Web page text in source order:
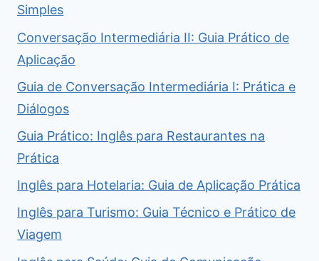
Simples
Conversação Intermediária II: Guia Prático de
Aplicação
Guia de Conversação Intermediária I: Prática e
Diálogos
Guia Prático: Inglês para Restaurantes na
Prática
Inglês para Hotelaria: Guia de Aplicação Prática
Inglês para Turismo: Guia Técnico e Prático de
Viagem